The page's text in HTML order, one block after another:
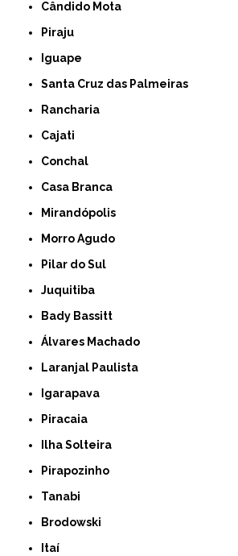
Cândido Mota
Piraju
Iguape
Santa Cruz das Palmeiras
Rancharia
Cajati
Conchal
Casa Branca
Mirandópolis
Morro Agudo
Pilar do Sul
Juquitiba
Bady Bassitt
Álvares Machado
Laranjal Paulista
Igarapava
Piracaia
Ilha Solteira
Pirapozinho
Tanabi
Brodowski
Itaí